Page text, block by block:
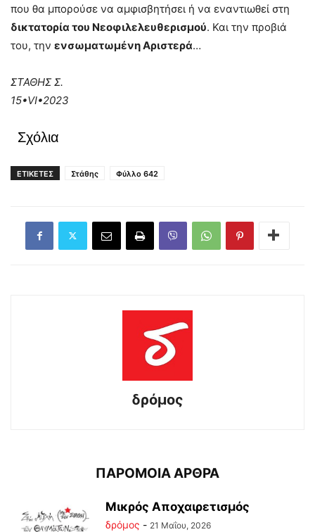
που θα μπορούσε να αμφισβητήσει ή να εναντιωθεί στη
δικτατορία του Νεοφιλελευθερισμού. Και την προβιά
του, την ενσωματωμένη Αριστερά…
ΣΤΑΘΗΣ Σ.
15•VI•2023
Σχόλια
ΕΤΙΚΕΤΕΣ Στάθης Φύλλο 642
δρόμος
ΠΑΡΟΜΟΙΑ ΑΡΘΡΑ
Μικρός Αποχαιρετισμός
δρόμος - 21 Μαΐου, 2026